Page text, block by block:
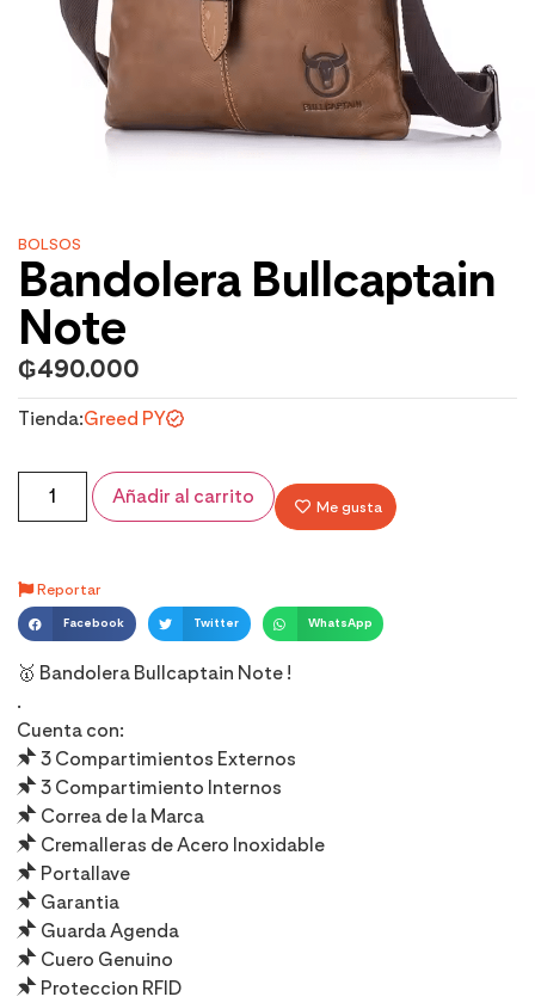
BOLSOS
Bandolera Bullcaptain
Note
₲490.000
Tienda:Greed PY
Añadir al carrito Me gusta
Reportar
Facebook Twitter WhatsApp
🥇 Bandolera Bullcaptain Note !
.
Cuenta con:
📌 3 Compartimientos Externos
📌 3 Compartimiento Internos
📌 Correa de la Marca
📌 Cremalleras de Acero Inoxidable
📌 Portallave
📌 Garantia
📌 Guarda Agenda
📌 Cuero Genuino
📌 Proteccion RFID